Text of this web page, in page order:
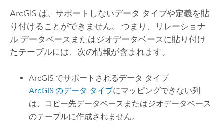
ArcGIS は、サポートしないデータ タイプや定義を貼
り付けることができません。 つまり、リレーショナ
ル データベースまたはジオデータベースに貼り付け
たテーブルには、次の情報が含まれます。
ArcGIS でサポートされるデータ タイプ
ArcGIS のデータ タイプにマッピングできない列
は、コピー先データベースまたはジオデータベース
のテーブルに作成されません。